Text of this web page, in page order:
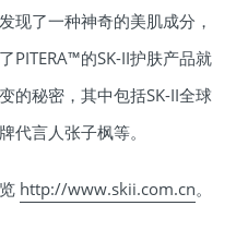
现了一种神奇的美肌成分，
PITERA™的SK-II护肤产品就
的秘密，其中包括SK-II全球
代言人张子枫等。
http://www.skii.com.cn。